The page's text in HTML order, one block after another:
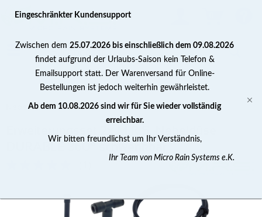
Nebeldüsen
Eingeschränkter Kundensupport
Zwischen dem 25.07.2026 bis einschließlich dem 09.08.2026
findet aufgrund der Urlaubs-Saison kein Telefon &
Emailsupport statt. Der Warenversand für Online-
Bestellungen ist jedoch weiterhin gewährleistet.
Ab dem 10.08.2026 sind wir für Sie wieder vollständig
erreichbar.
Wir bitten freundlichst um Ihr Verständnis,
Ihr Team von Micro Rain Systems e.K.